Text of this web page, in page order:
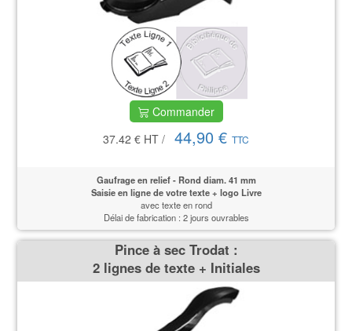
Commander
37.42 € HT / 44,90 € TTC
Gaufrage en relief - Rond diam. 41 mm
Saisie en ligne de votre texte + logo Livre
avec texte en rond
Délai de fabrication : 2 jours ouvrables
Pince à sec Trodat :
2 lignes de texte + Initiales